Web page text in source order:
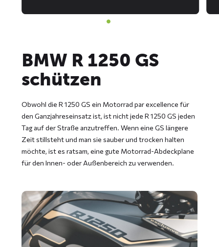
BMW R 1250 GS
schützen
Obwohl die R 1250 GS ein Motorrad par excellence für
den Ganzjahreseinsatz ist, ist nicht jede R 1250 GS jeden
Tag auf der Straße anzutreffen. Wenn eine GS längere
Zeit stillsteht und man sie sauber und trocken halten
möchte, ist es ratsam, eine gute Motorrad-Abdeckplane
für den Innen- oder Außenbereich zu verwenden.